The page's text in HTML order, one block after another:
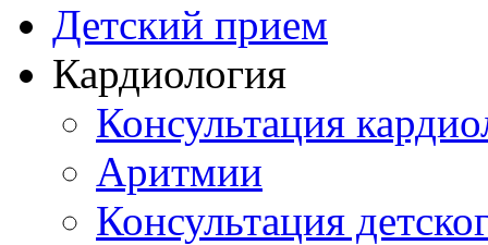
Детский прием
Кардиология
Консультация
Аритмии
Консультация